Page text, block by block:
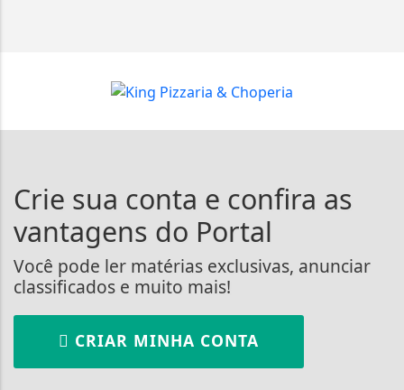
Crie sua conta e confira as
vantagens do Portal
Você pode ler matérias exclusivas, anunciar
classificados e muito mais!
CRIAR MINHA CONTA